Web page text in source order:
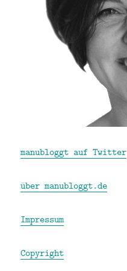
manubloggt auf Twitter
über manubloggt.de
Impressum
Copyright